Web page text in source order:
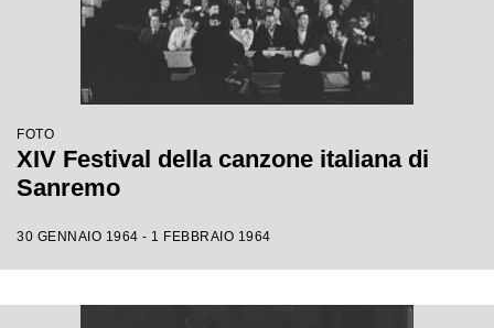
FOTO
XIV Festival della canzone italiana di
Sanremo
30 GENNAIO 1964 - 1 FEBBRAIO 1964